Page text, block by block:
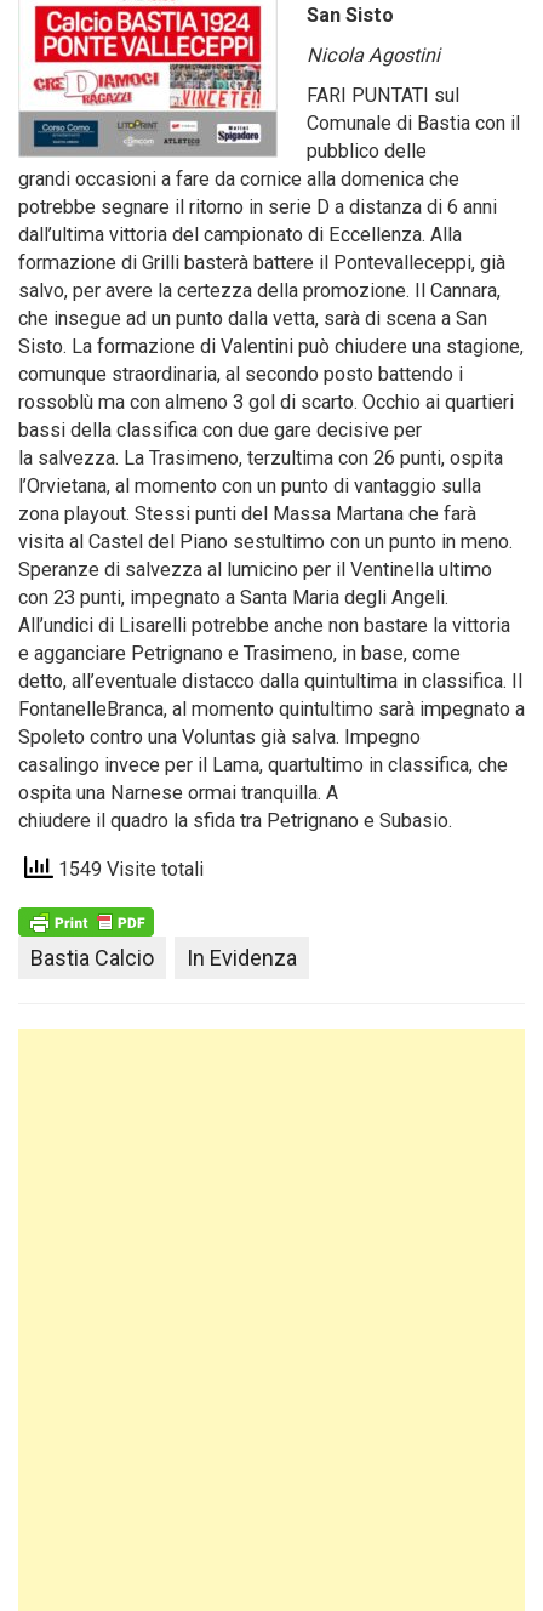
San Sisto
Nicola Agostini
FARI PUNTATI sul
Comunale di Bastia con il
pubblico delle
grandi occasioni a fare da cornice alla domenica che
potrebbe segnare il ritorno in serie D a distanza di 6 anni
dall’ultima vittoria del campionato di Eccellenza. Alla
formazione di Grilli basterà battere il Pontevalleceppi, già
salvo, per avere la certezza della promozione. Il Cannara,
che insegue ad un punto dalla vetta, sarà di scena a San
Sisto. La formazione di Valentini può chiudere una stagione,
comunque straordinaria, al secondo posto battendo i
rossoblù ma con almeno 3 gol di scarto. Occhio ai quartieri
bassi della classifica con due gare decisive per
la salvezza. La Trasimeno, terzultima con 26 punti, ospita
l’Orvietana, al momento con un punto di vantaggio sulla
zona playout. Stessi punti del Massa Martana che farà
visita al Castel del Piano sestultimo con un punto in meno.
Speranze di salvezza al lumicino per il Ventinella ultimo
con 23 punti, impegnato a Santa Maria degli Angeli.
All’undici di Lisarelli potrebbe anche non bastare la vittoria
e agganciare Petrignano e Trasimeno, in base, come
detto, all’eventuale distacco dalla quintultima in classifica. Il
FontanelleBranca, al momento quintultimo sarà impegnato a
Spoleto contro una Voluntas già salva. Impegno
casalingo invece per il Lama, quartultimo in classifica, che
ospita una Narnese ormai tranquilla. A
chiudere il quadro la sfida tra Petrignano e Subasio.
1549 Visite totali
Bastia Calcio In Evidenza